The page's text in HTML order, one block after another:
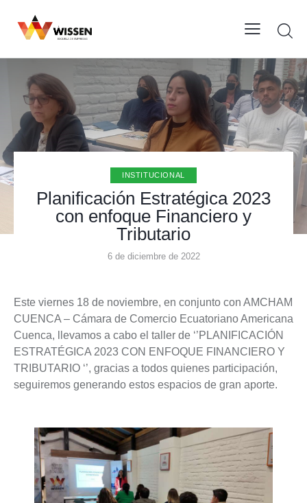
INSTITUCIONAL
Planificación Estratégica 2023
con enfoque Financiero y
Tributario
6 de diciembre de 2022
Este viernes 18 de noviembre, en conjunto con AMCHAM
CUENCA – Cámara de Comercio Ecuatoriano Americana
Cuenca, llevamos a cabo el taller de ‘’PLANIFICACIÓN
ESTRATÉGICA 2023 CON ENFOQUE FINANCIERO Y
TRIBUTARIO ‘’, gracias a todos quienes participación,
seguiremos generando estos espacios de gran aporte.